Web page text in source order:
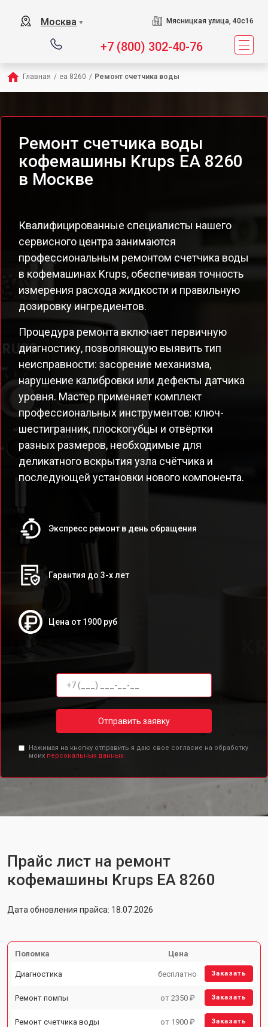
Москва ▼ Мясницкая улица, 40с16
+7 (800) 302-40-76
Главная / ea 8260 / Ремонт счетчика воды
Ремонт счетчика воды
кофемашины Krups EA 8260
в Москве
Квалифицированные специалисты нашего
сервисного центра занимаются
профессиональным ремонтом счетчика воды
в кофемашинах Krups, обеспечивая точность
измерения расхода жидкости и правильную
дозировку ингредиентов.
Процедура ремонта включает первичную
диагностику, позволяющую выявить тип
неисправности: засорение механизма,
нарушение калибровки или дефекты датчика
уровня. Мастер применяет комплект
профессиональных инструментов: ключ-
шестигранник, плоскогубцы и отвёртки
разных размеров, необходимые для
деликатного вскрытия узла счётчика и
последующей установки нового компонента.
Экспресс ремонт в день обращения
Гарантия до 3-х лет
Цена от 1900 руб
Отправить заявку
Нажимая на кнопку отправить я даю свое согласие на обработку
моих персональных данных.
Прайс лист на ремонт
кофемашины Krups EA 8260
Дата обновления прайса: 18.07.2026
Поломка Цена
Диагностика бесплатно Заказать
Ремонт помпы от 2350 ₽ Заказать
Ремонт счетчика воды от 1900 ₽ Заказать